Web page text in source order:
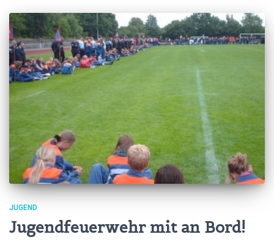
JUGEND
Jugendfeuerwehr mit an Bord!